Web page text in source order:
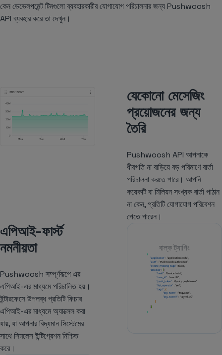
কেন ডেভেলপমেন্ট টিমগুলো ব্যবহারকারীর যোগাযোগ পরিচালনার জন্য Pushwoosh
API ব্যবহার করে তা দেখুন।
যেকোনো মেসেজিং
প্রয়োজনের জন্য
তৈরি
Pushwoosh API আপনাকে
ধীরগতি না বাড়িয়ে বড় পরিমাণে বার্তা
পরিচালনা করতে পারে। আপনি
কয়েকটি বা মিলিয়ন সংখ্যক বার্তা পাঠান
না কেন, প্রতিটি যোগাযোগ পরিবেশন
পেতে পারেন।
বাল্ক ট্যাগিং
এপিআই-ফার্স্ট
নমনীয়তা
Pushwoosh সম্পূর্ণরূপে এর
এপিআই-এর মাধ্যমে পরিচালিত হয়।
ইন্টারফেসে উপলব্ধ প্রতিটি ফিচার
এপিআই-এর মাধ্যমে অ্যাক্সেস করা
যায়, যা আপনার বিদ্যমান সিস্টেমের
সাথে সিমলেস ইন্টিগ্রেশন নিশ্চিত
করে।